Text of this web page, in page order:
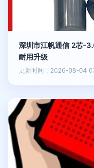
深圳市江帆通信 2芯-
耐用升级
更新时间：2026-08-04